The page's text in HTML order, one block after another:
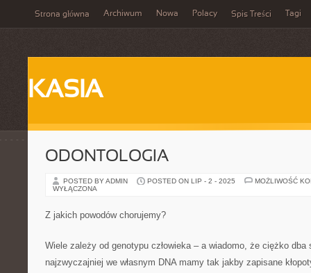
Strona główna Archiwum Nowa Polacy Spis Treści Tagi
KASIA
ODONTOLOGIA
POSTED BY ADMIN POSTED ON LIP - 2 - 2025
MOŻLIWOŚĆ
WYŁĄCZONA
Z jakich powodów chorujemy?
Wiele zależy od genotypu człowieka – a wiadomo, że ciężko
najzwyczajniej we własnym DNA mamy tak jakby zapisane